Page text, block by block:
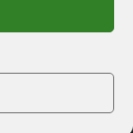
GeneratePress